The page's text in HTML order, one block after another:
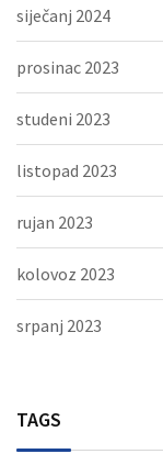
siječanj 2024
prosinac 2023
studeni 2023
listopad 2023
rujan 2023
kolovoz 2023
srpanj 2023
TAGS